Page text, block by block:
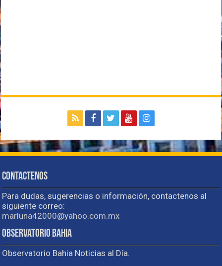
Contactenos
Para dudas, sugerencias o información, contactenos al
siguiente correo:
marluna42000@yahoo.com.mx
Observatorio Bahia
Observatorio Bahia Noticias al Día.